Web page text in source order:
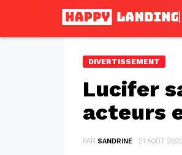
DIVERTISSEMENT
Lucifer
acteurs
PAR SANDRINE 21 AOÛT